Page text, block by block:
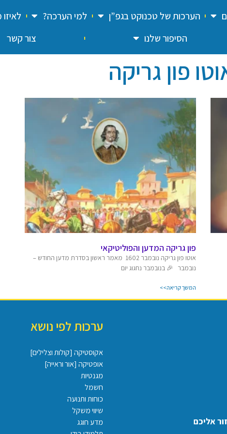
הערכות של טכנוקט בגפ”ן למי הערכה?
הסיפור שלנו צור קשר
פון גריקה
פון גריקה המדען והפוליטיקאי
אוטו פון גריקה נובמבר 1602 מאמר ראשון בסדרת מדען החודש –
נובמבר 🎉 בנובמבר נחגוג יום
המשך קריאה>>
אליכם
ערכות לפי נושא
אקוסטיקה [קולות וצלילים]
אופטיקה [אור וראייה]
מגנטיות
חשמל
כוחות ותנועה
שיווי משקל
מדע חוגג